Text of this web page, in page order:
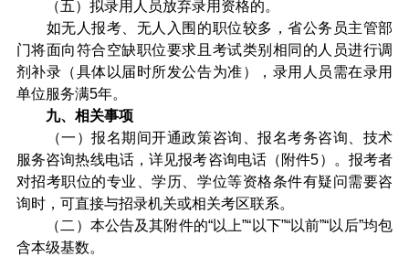
（五）拟录用人员放弃录用资格的。
如无人报考、无人入围的职位较多，省公务员主管部
门将面向符合空缺职位要求且考试类别相同的人员进行调
剂补录（具体以届时所发公告为准），录用人员需在录用
单位服务满5年。
九、相关事项
（一）报名期间开通政策咨询、报名考务咨询、技术
服务咨询热线电话，详见报考咨询电话（附件5）。报考者
对招考职位的专业、学历、学位等资格条件有疑问需要咨
询时，可直接与招录机关或相关考区联系。
（二）本公告及其附件的“以上”“以下”“以前”“以后”均包
含本级基数。